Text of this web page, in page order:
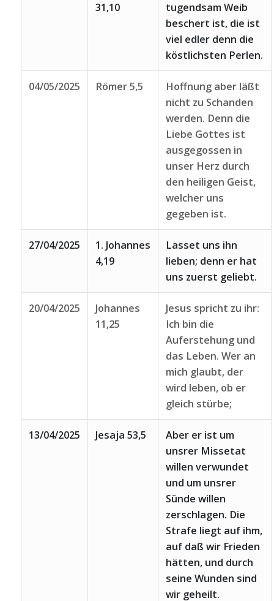
31,10
tugendsam Weib
beschert ist, die ist
viel edler denn die
köstlichsten Perlen.
04/05/2025 Römer 5,5
Hoffnung aber läßt
nicht zu Schanden
werden. Denn die
Liebe Gottes ist
ausgegossen in
unser Herz durch
den heiligen Geist,
welcher uns
gegeben ist.
27/04/2025
1. Johannes
4,19
Lasset uns ihn
lieben; denn er hat
uns zuerst geliebt.
20/04/2025
Johannes
11,25
Jesus spricht zu ihr:
Ich bin die
Auferstehung und
das Leben. Wer an
mich glaubt, der
wird leben, ob er
gleich stürbe;
13/04/2025 Jesaja 53,5
Aber er ist um
unsrer Missetat
willen verwundet
und um unsrer
Sünde willen
zerschlagen. Die
Strafe liegt auf ihm,
auf daß wir Frieden
hätten, und durch
seine Wunden sind
wir geheilt.